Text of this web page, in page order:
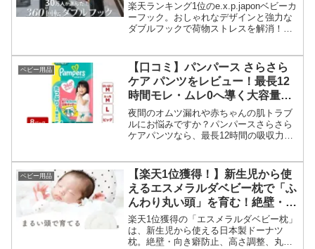
楽天ランキング1位のe.x.p.japonベビーカ
ーフック。おしゃれなデザインと強力な
ダブルフックで荷物ストレスを解消！口
します。お出かけを快適にする決定版ア
イテムです。
ベビー用品
【口コミ】パンパース さらさら
ケア パンツをレビュー！最長12
時間モレ・ムレ0へ導く大容量お
むつの魅力
夜間のオムツ漏れや赤ちゃんの肌トラブ
ルにお悩みですか？パンパースさらさら
ケアパンツなら、最長12時間の吸収力と
ミによる性能評価を詳しく解説します。
ベビー用品
【楽天1位獲得！】新生児から使
えるエスメラルダベビー枕で「ふ
んわり丸い頭」を育む！絶壁・向
き癖防止、丸洗いOKの日本製ド
ーナツ枕
楽天1位獲得の「エスメラルダベビー枕」
は、新生児から使える日本製ドーナツ
枕。絶壁・向き癖防止、高さ調整、丸洗